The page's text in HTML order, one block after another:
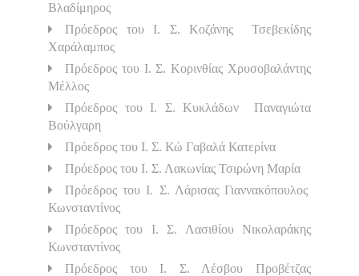
Βλαδίμηρος
Πρόεδρος του Ι. Σ. Κοζάνης Τσεβεκίδης
Χαράλαμπος
Πρόεδρος του Ι. Σ. Κορινθίας Χρυσοβαλάντης
Μέλλος
Πρόεδρος του Ι. Σ. Κυκλάδων Παναγιώτα
Βούλγαρη
Πρόεδρος του Ι. Σ. Κώ Γαβαλά Κατερίνα
Πρόεδρος του Ι. Σ. Λακωνίας Τσιρώνη Μαρία
Πρόεδρος του Ι. Σ. Λάρισας Γιαννακόπουλος
Κωνσταντίνος
Πρόεδρος του Ι. Σ. Λασιθίου Νικολαράκης
Κωνσταντίνος
Πρόεδρος του Ι. Σ. Λέσβου Προβέτζας